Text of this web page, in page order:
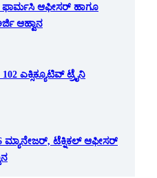
ಫಾರ್ಮಸಿ ಆಫೀಸರ್ ಹಾಗೂ
ಆಹ್ವಾನ
ಎಕ್ಸಿಕ್ಯೂಟಿವ್ ಟ್ರೈನಿ
ಮ್ಯಾನೇಜರ್, ಟೆಕ್ನಿಕಲ್ ಆಫೀಸರ್